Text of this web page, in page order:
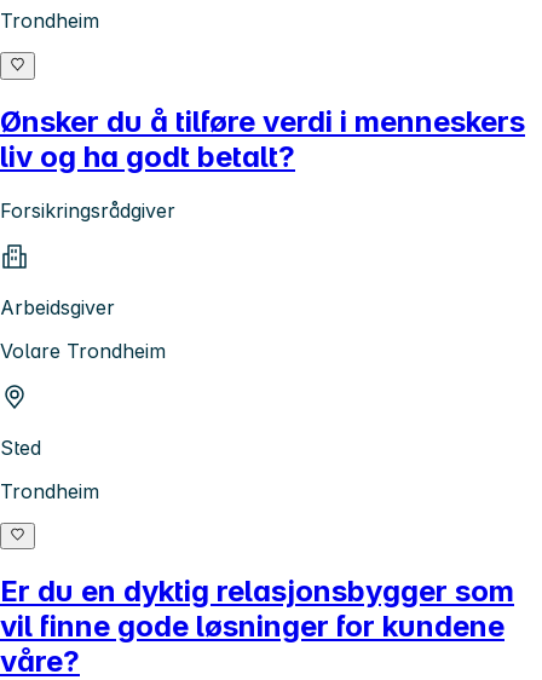
Trondheim
Ønsker du å tilføre verdi i menneskers
liv og ha godt betalt?
Forsikringsrådgiver
Arbeidsgiver
Volare Trondheim
Sted
Trondheim
Er du en dyktig relasjonsbygger som
vil finne gode løsninger for kundene
våre?